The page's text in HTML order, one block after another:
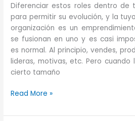
Diferenciar estos roles dentro de
para permitir su evolución, y la
organización es un
se fusionan en uno y es casi
es normal. Al principio, vendes,
lideras, motivas, etc. Pero cuando
cierto tamaño
Diferencia
Dirigir,
Read More »